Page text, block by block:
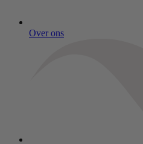
Over ons